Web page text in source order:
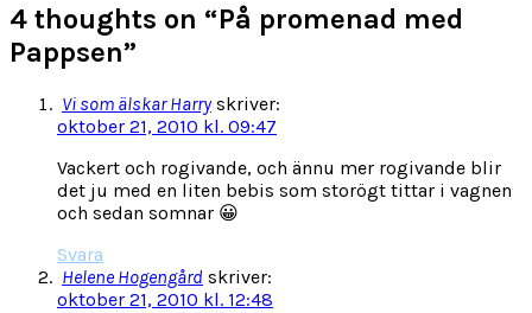
4 thoughts on “På promenad med
Pappsen”
Vi som älskar Harry skriver:
oktober 21, 2010 kl. 09:47
Vackert och rogivande, och ännu mer rogivande blir
det ju med en liten bebis som storögt tittar i vagnen
och sedan somnar 😀
Svara
Helene Hogengård skriver:
oktober 21, 2010 kl. 12:48